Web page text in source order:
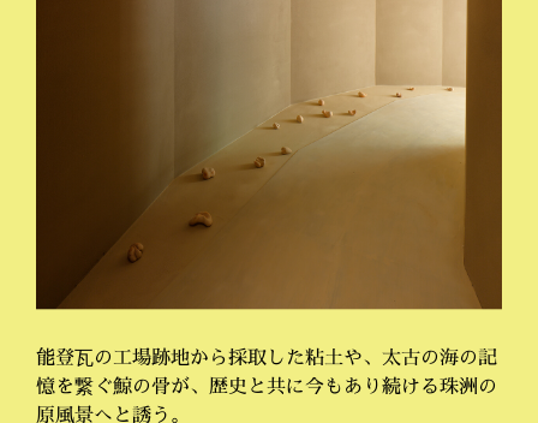
能登瓦の工場跡地から採取した粘土や、太古の海の記
憶を繋ぐ鯨の骨が、歴史と共に今もあり続ける珠洲の
原風景へと誘う。